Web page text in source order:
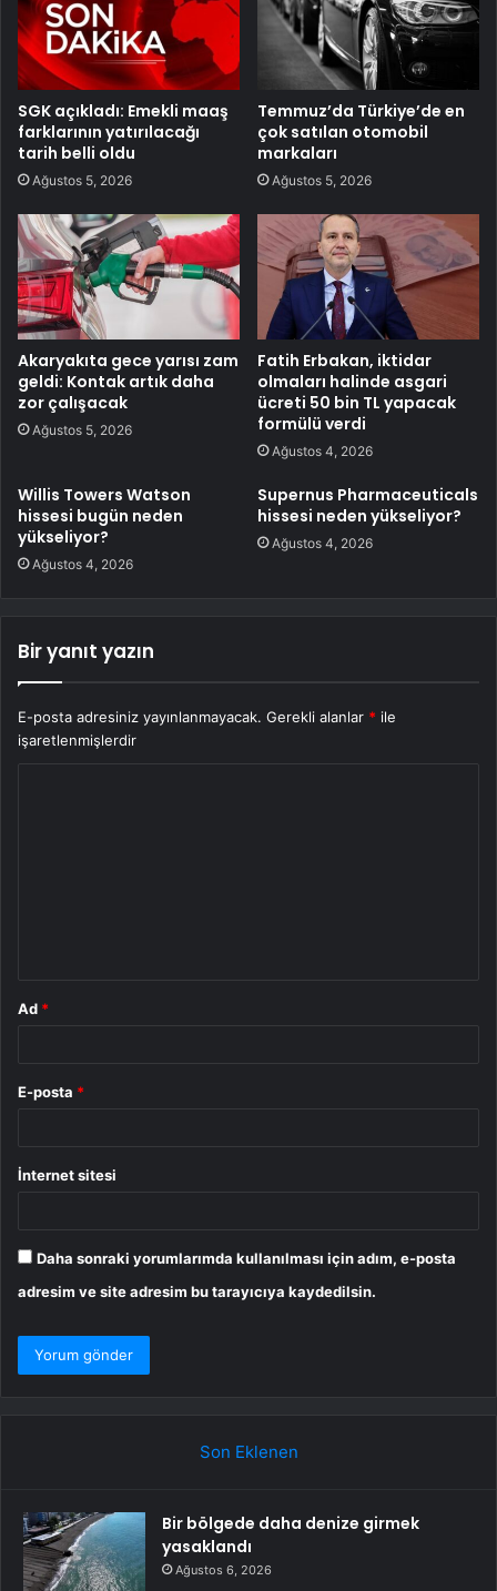
SGK açıkladı: Emekli maaş
farklarının yatırılacağı
tarih belli oldu
Ağustos 5, 2026
Temmuz’da Türkiye’de en
çok satılan otomobil
markaları
Ağustos 5, 2026
Akaryakıta gece yarısı zam
geldi: Kontak artık daha
zor çalışacak
Ağustos 5, 2026
Fatih Erbakan, iktidar
olmaları halinde asgari
ücreti 50 bin TL yapacak
formülü verdi
Ağustos 4, 2026
Willis Towers Watson
hissesi bugün neden
yükseliyor?
Ağustos 4, 2026
Supernus Pharmaceuticals
hissesi neden yükseliyor?
Ağustos 4, 2026
Bir yanıt yazın
E-posta adresiniz yayınlanmayacak. Gerekli alanlar * ile
işaretlenmişlerdir
Ad *
E-posta *
İnternet sitesi
Daha sonraki yorumlarımda kullanılması için adım, e-posta
adresim ve site adresim bu tarayıcıya kaydedilsin.
Son Eklenen
Bir bölgede daha denize girmek
yasaklandı
Ağustos 6, 2026